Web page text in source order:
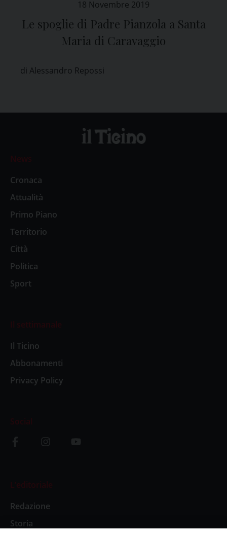
18 Novembre 2019
Le spoglie di Padre Pianzola a Santa
Maria di Caravaggio
di Alessandro Repossi
News
Cronaca
Attualità
Primo Piano
Territorio
Città
Politica
Sport
Il settimanale
Il Ticino
Abbonamenti
Privacy Policy
Social
L’editoriale
Redazione
Storia